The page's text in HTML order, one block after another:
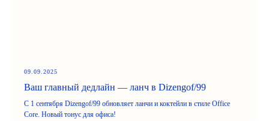
09.09.2025
Ваш главный дедлайн — ланч в Dizengof/99
С 1 сентября Dizengof/99 обновляет ланчи и коктейли в стиле Office
Core. Новый тонус для офиса!